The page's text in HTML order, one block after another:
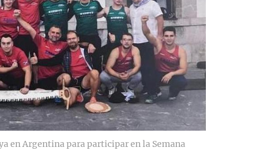
en Argentina para participar en la Semana